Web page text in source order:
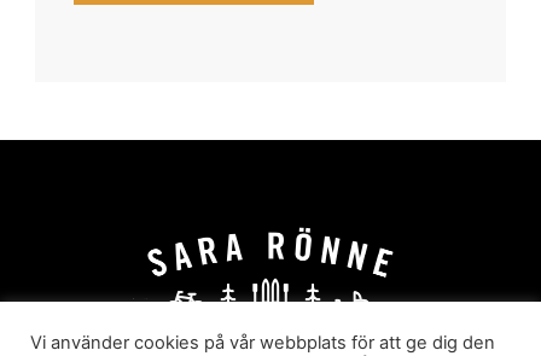
Vi använder cookies på vår webbplats för att ge dig den